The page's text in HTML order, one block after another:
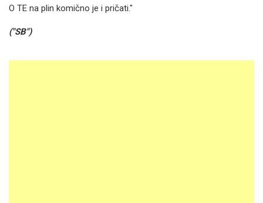
O TE na plin komično je i pričati."
("SB")